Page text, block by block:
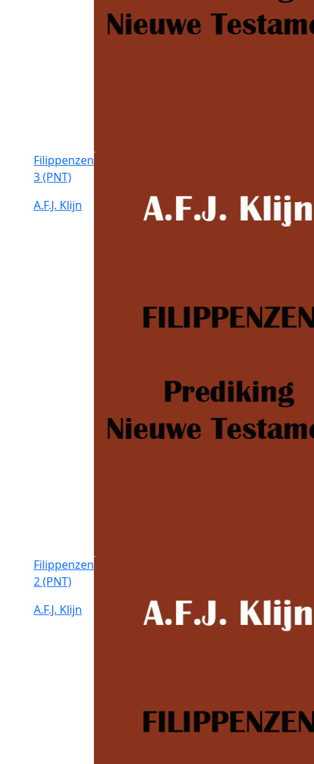
Filippenzen
3 (PNT)
A.F.J. Klijn
Filippenzen
2 (PNT)
A.F.J. Klijn